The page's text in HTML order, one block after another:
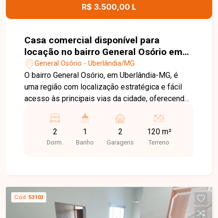
R$ 3.500,00 L
Casa comercial disponível para
locação no bairro General Osório em
Uberlândia-MG
General Osório - Uberlândia/MG
O bairro General Osório, em Uberlândia-MG, é
uma região com localização estratégica e fácil
acesso às principais vias da cidade, oferecendo
proximidade com comércios, serviços e outros
estabelecimentos torna a região uma excelente
opção para instalação de atividades comerciais.
possui Habite-se, proporcionando mais
segurança e regularidade para utilização
comercial. Entre em contato para mais
2
Dorm.
1
Banho
2
Garagens
120 m²
Terreno
Cód. 53103